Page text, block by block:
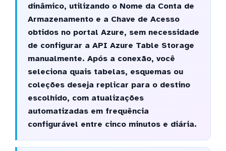
dinâmico, utilizando o Nome da Conta de
Armazenamento e a Chave de Acesso
obtidos no portal Azure, sem necessidade
de configurar a API Azure Table Storage
manualmente. Após a conexão, você
seleciona quais tabelas, esquemas ou
coleções deseja replicar para o destino
escolhido, com atualizações
automatizadas em frequência
configurável entre cinco minutos e diária.